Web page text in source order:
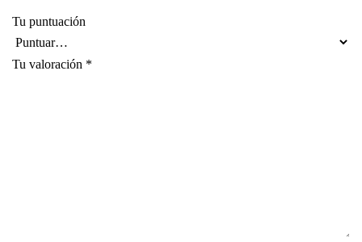
Tu puntuación
Tu valoración *